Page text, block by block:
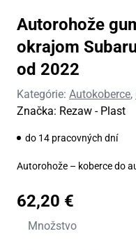
Autorohože
okrajom
od 2022
Kategórie: Autokoberce,
Značka: Rezaw - Plast
do 14 pracovných dní
Autorohože – koberce do
62,20 €
Množstvo
množstvo